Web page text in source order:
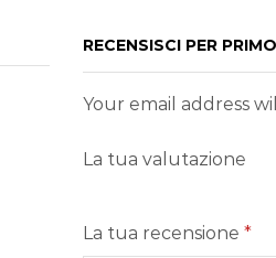
RECENSISCI PER
Your email address
La tua valutazione
La tua recensione *